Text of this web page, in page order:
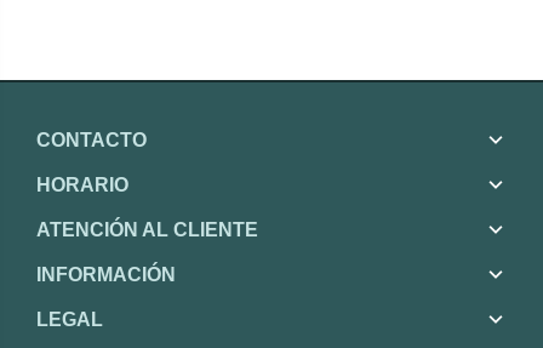
CONTACTO
HORARIO
ATENCIÓN AL CLIENTE
INFORMACIÓN
LEGAL